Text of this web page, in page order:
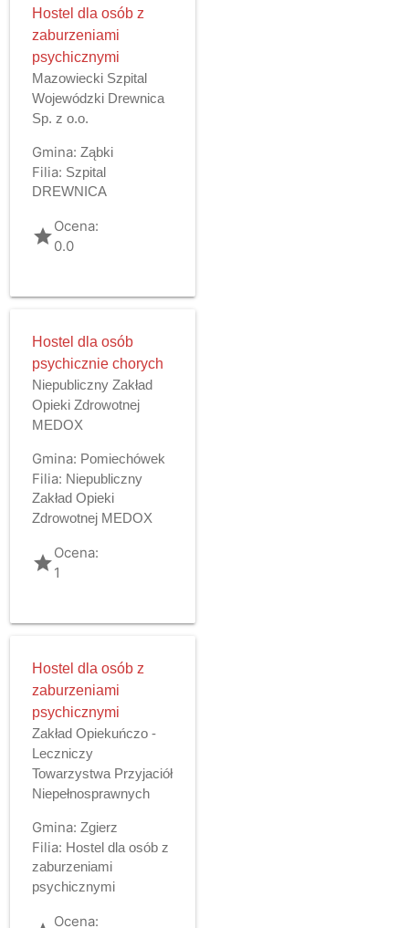
Hostel dla osób z
zaburzeniami
psychicznymi
Mazowiecki Szpital
Wojewódzki Drewnica
Sp. z o.o.
Gmina: Ząbki
Filia: Szpital
DREWNICA
gradeOcena:
0.0
Hostel dla osób
psychicznie chorych
Niepubliczny Zakład
Opieki Zdrowotnej
MEDOX
Gmina: Pomiechówek
Filia: Niepubliczny
Zakład Opieki
Zdrowotnej MEDOX
gradeOcena:
1
Hostel dla osób z
zaburzeniami
psychicznymi
Zakład Opiekuńczo -
Leczniczy
Towarzystwa Przyjaciół
Niepełnosprawnych
Gmina: Zgierz
Filia: Hostel dla osób z
zaburzeniami
psychicznymi
Ocena: